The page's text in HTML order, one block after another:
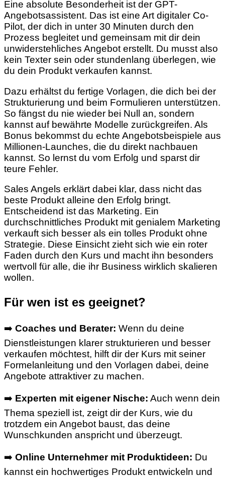
Eine absolute Besonderheit ist der GPT-
Angebotsassistent. Das ist eine Art digitaler Co-
Pilot, der dich in unter 30 Minuten durch den
Prozess begleitet und gemeinsam mit dir dein
unwiderstehliches Angebot erstellt. Du musst also
kein Texter sein oder stundenlang überlegen, wie
du dein Produkt verkaufen kannst.
Dazu erhältst du fertige Vorlagen, die dich bei der
Strukturierung und beim Formulieren unterstützen.
So fängst du nie wieder bei Null an, sondern
kannst auf bewährte Modelle zurückgreifen. Als
Bonus bekommst du echte Angebotsbeispiele aus
Millionen-Launches, die du direkt nachbauen
kannst. So lernst du vom Erfolg und sparst dir
teure Fehler.
Sales Angels erklärt dabei klar, dass nicht das
beste Produkt alleine den Erfolg bringt.
Entscheidend ist das Marketing. Ein
durchschnittliches Produkt mit genialem Marketing
verkauft sich besser als ein tolles Produkt ohne
Strategie. Diese Einsicht zieht sich wie ein roter
Faden durch den Kurs und macht ihn besonders
wertvoll für alle, die ihr Business wirklich skalieren
wollen.
Für wen ist es geeignet?
➡️ Coaches und Berater: Wenn du deine
Dienstleistungen klarer strukturieren und besser
verkaufen möchtest, hilft dir der Kurs mit seiner
Formelanleitung und den Vorlagen dabei, deine
Angebote attraktiver zu machen.
➡️ Experten mit eigener Nische: Auch wenn dein
Thema speziell ist, zeigt dir der Kurs, wie du
trotzdem ein Angebot baust, das deine
Wunschkunden anspricht und überzeugt.
➡️ Online Unternehmer mit Produktideen: Du
kannst ein hochwertiges Produkt entwickeln und